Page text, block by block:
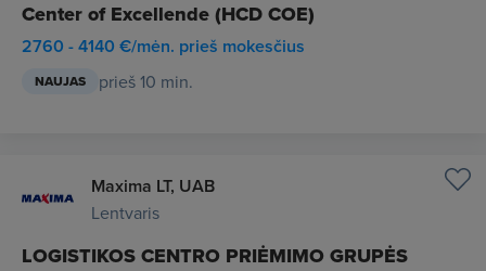
Center of Excellende (HCD COE)
2760 - 4140 €/mėn. prieš mokesčius
NAUJAS prieš 10 min.
Maxima LT, UAB
Lentvaris
LOGISTIKOS CENTRO PRIĖMIMO GRUPĖS